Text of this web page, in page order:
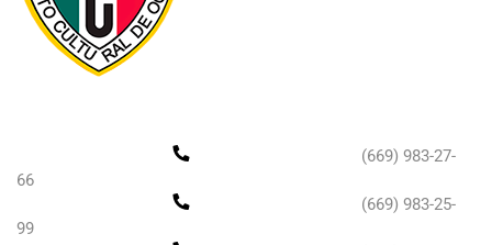
(669) 983-27-
66
(669) 983-25-
99